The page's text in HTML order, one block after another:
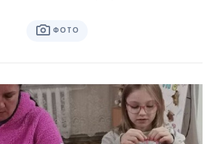
ФОТО